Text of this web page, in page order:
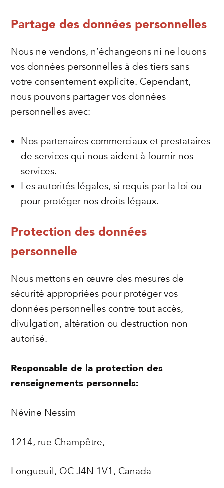
Partage des données personnelles
Nous ne vendons, n’échangeons ni ne louons
vos données personnelles à des tiers sans
votre consentement explicite. Cependant,
nous pouvons partager vos données
personnelles avec:
Nos partenaires commerciaux et prestataires
de services qui nous aident à fournir nos
services.
Les autorités légales, si requis par la loi ou
pour protéger nos droits légaux.
Protection des données
personnelle
Nous mettons en œuvre des mesures de
sécurité appropriées pour protéger vos
données personnelles contre tout accès,
divulgation, altération ou destruction non
autorisé.
Responsable de la protection des
renseignements personnels:
Névine Nessim
1214, rue Champêtre,
Longueuil, QC J4N 1V1, Canada